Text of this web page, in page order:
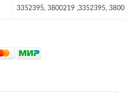
3352395, 3800219 ,3352395,